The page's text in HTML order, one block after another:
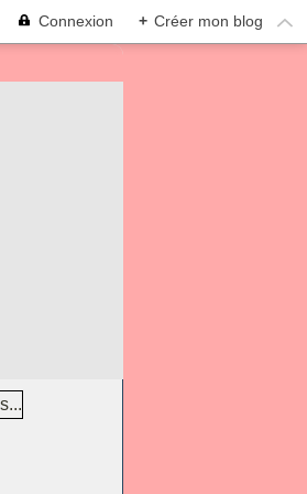
Connexion + Créer mon blog